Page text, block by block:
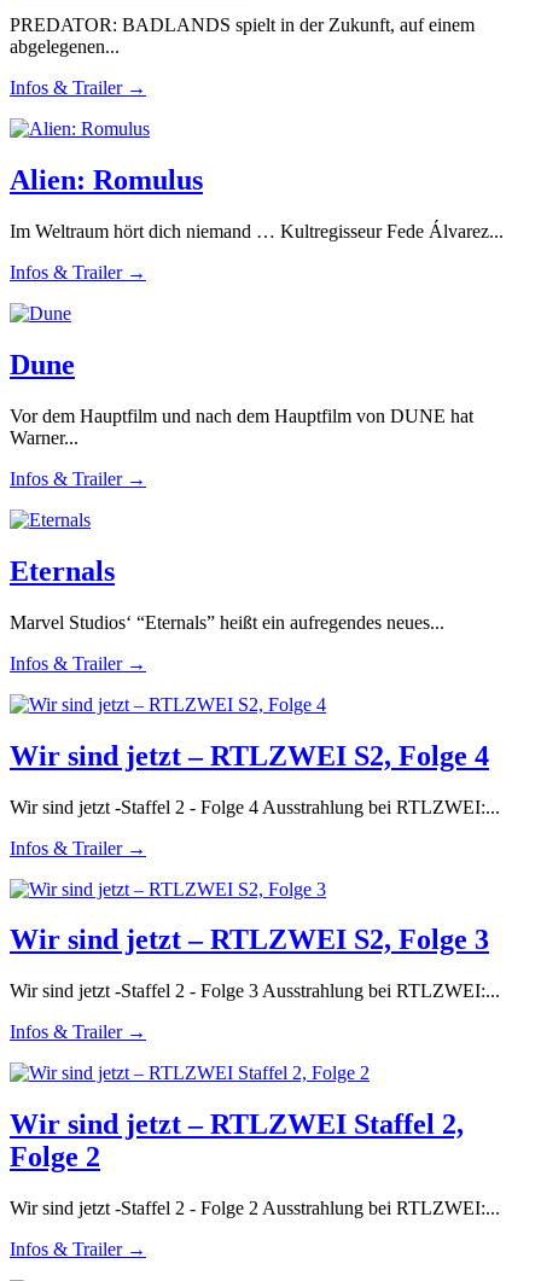
PREDATOR: BADLANDS spielt in der Zukunft, auf einem
abgelegenen...
Infos & Trailer →
Alien: Romulus
Im Weltraum hört dich niemand … Kultregisseur Fede Álvarez...
Infos & Trailer →
Dune
Vor dem Hauptfilm und nach dem Hauptfilm von DUNE hat
Warner...
Infos & Trailer →
Eternals
Marvel Studios‘ “Eternals” heißt ein aufregendes neues...
Infos & Trailer →
Wir sind jetzt – RTLZWEI S2, Folge 4
Wir sind jetzt -Staffel 2 - Folge 4 Ausstrahlung bei RTLZWEI:...
Infos & Trailer →
Wir sind jetzt – RTLZWEI S2, Folge 3
Wir sind jetzt -Staffel 2 - Folge 3 Ausstrahlung bei RTLZWEI:...
Infos & Trailer →
Wir sind jetzt – RTLZWEI Staffel 2,
Folge 2
Wir sind jetzt -Staffel 2 - Folge 2 Ausstrahlung bei RTLZWEI:...
Infos & Trailer →